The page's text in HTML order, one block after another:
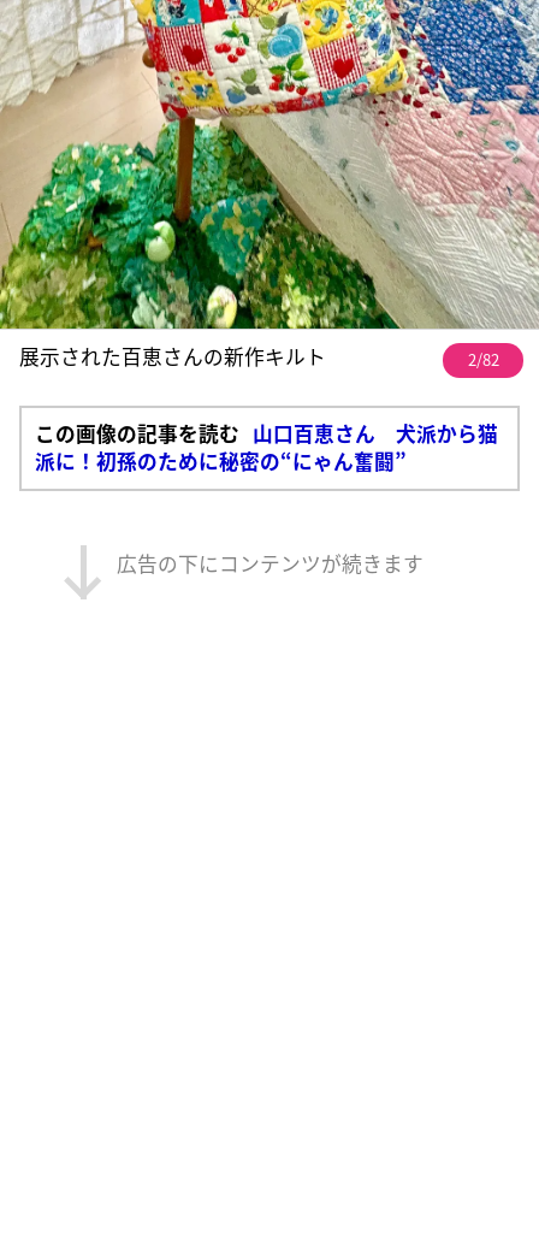
展示された百恵さんの新作キルト 2/82
この画像の記事を読む 山口百恵さん 犬派から猫
派に！初孫のために秘密の“にゃん奮闘”
広告の下にコンテンツが続きます